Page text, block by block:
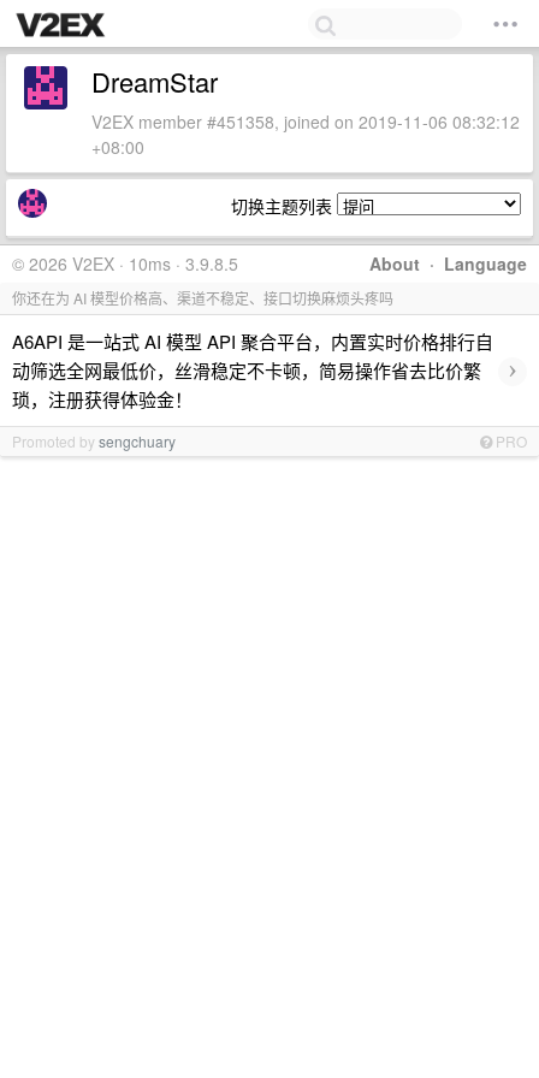
DreamStar
V2EX member #451358, joined on 2019-11-06 08:32:12
+08:00
切换主题列表
About · Language
© 2026 V2EX · 10ms · 3.9.8.5
你还在为 AI 模型价格高、渠道不稳定、接口切换麻烦头疼吗
A6API 是一站式 AI 模型 API 聚合平台，内置实时价格排行自
动筛选全网最低价，丝滑稳定不卡顿，简易操作省去比价繁
琐，注册获得体验金！
›
Promoted bysengchuary PRO